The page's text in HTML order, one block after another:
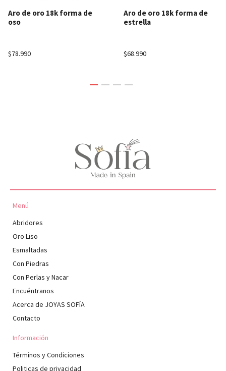
Aro de oro 18k forma de
oso
$78.990
Aro de oro 18k forma de
estrella
$68.990
Menú
Abridores
Oro Liso
Esmaltadas
Con Piedras
Con Perlas y Nacar
Encuéntranos
Acerca de JOYAS SOFÍA
Contacto
Información
Términos y Condiciones
Politicas de privacidad